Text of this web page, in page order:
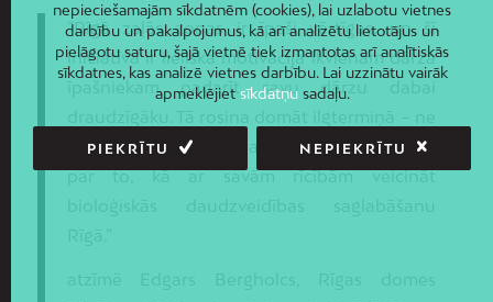
“Rīgā zaļās zonas ir īpaši vērtīgas, un šī
iniciatīva ir lieliska motivācija ikvienam dārza
īpašniekam padarīt savu dārzu dabai
tikai par sava īpašuma sakārtošanu, bet arī
par to, kā ar savām rīcībām veicināt
nepieciešamajām sīkdatnēm (cookies), lai uzlabotu vietnes
darbību un pakalpojumus, kā arī analizētu lietotājus un
pielāgotu saturu, šajā vietnē tiek izmantotas arī analītiskās
sīkdatnes, kas analizē vietnes darbību. Lai uzzinātu vairāk
apmeklējiet sīkdatņusadaļu.
PIEKRĪTU NEPIEKRĪTU